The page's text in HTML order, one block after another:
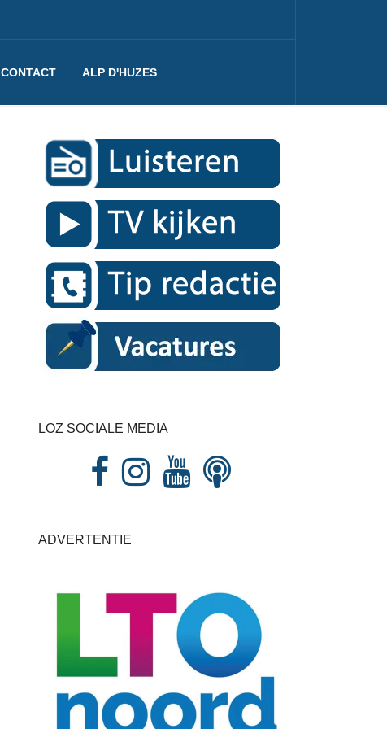
CONTACT ALP D'HUZES
LOZ SOCIALE MEDIA
ADVERTENTIE